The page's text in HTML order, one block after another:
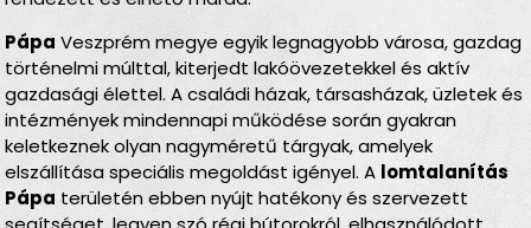
Pápa Veszprém megye egyik legnagyobb városa, gazdag
történelmi múlttal, kiterjedt lakóövezetekkel és aktív
gazdasági élettel. A családi házak, társasházak, üzletek és
intézmények mindennapi működése során gyakran
keletkeznek olyan nagyméretű tárgyak, amelyek
elszállítása speciális megoldást igényel. A lomtalanítás
Pápa területén ebben nyújt hatékony és szervezett